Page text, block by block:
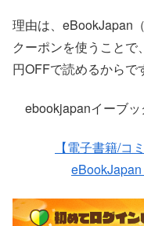
理由は、eBookJapan
クーポンを使うことで
円OFFで読めるからで
ebookjapanイーブ
【電子書籍/コ
eBookJapan